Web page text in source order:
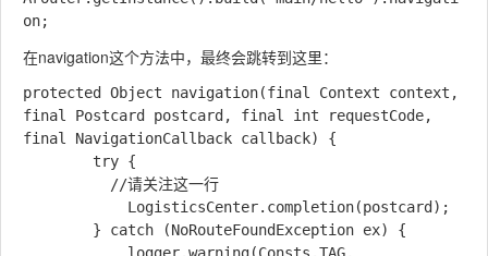
在navigation这个方法中，最终会跳转到这里：
protected Object navigation(final Context context,
final Postcard postcard, final int requestCode,
final NavigationCallback callback) {